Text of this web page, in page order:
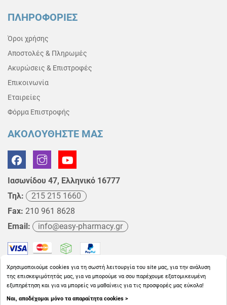
ΠΛΗΡΟΦΟΡΙΕΣ
Όροι χρήσης
Αποστολές & Πληρωμές
Ακυρώσεις & Επιστροφές
Επικοινωνία
Εταιρείες
Φόρμα Επιστροφής
ΑΚΟΛΟΥΘΗΣΤΕ ΜΑΣ
Ιασωνίδου 47, Ελληνικό 16777
Τηλ:
215 215 1660
Fax: 210 961 8628
Email:
info@easy-pharmacy.gr
Copyright © 2026EasyPharmacy.gr
Χρησιμοποιούμε cookies για τη σωστή λειτουργία του site μας, για την ανάλυση
της επισκεψιμότητάς μας, για να μπορούμε να σου παρέχουμε εξατομικευμένη
εξυπηρέτηση και για να μπορείς να μαθαίνεις για τις προσφορές μας εύκολα!
Ναι, αποδέχομαι μόνο τα απαραίτητα cookies >